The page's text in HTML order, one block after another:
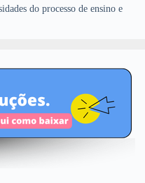
do processo de ensino e